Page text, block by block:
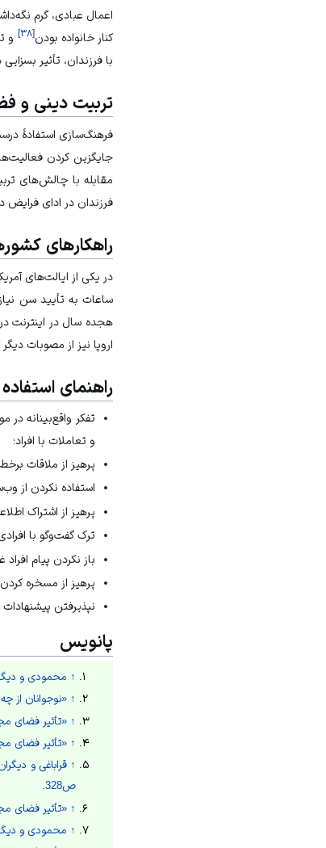
اعمال عبادی، گرم
کنار خانواده بودن[۳۸] و
با فرزندان، تأثیر
تربیت دینی و
فرهنگ‌سازی استفادهٔ
جایگزین کردن
مقابله با چالش‌های
فرزندان در ادای
راهکارهای
ساعات به تأیید سن نیاز
هجده سال در اینترنت
اروپا نیز از مصوبات
راهنمای
تفکر واقع‌بینانه
و تعاملات با افراد؛
پرهیز از ملاقات
استفاده نکردن از
پرهیز از اشتراک
ترک گفت‌وگو با
باز نکردن پیام
پرهیز از مسخره
نپذیرفتن
پانویس
↑ محمودی و
↑ «نوجوانان از
↑ «تأثیر فضای
↑ «تأثیر فضای
↑
ص328.
↑ «تأثیر فضای
↑ محمودی و